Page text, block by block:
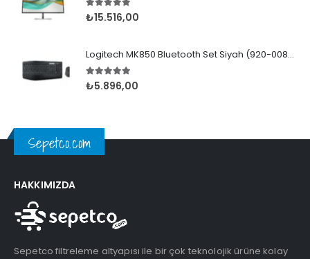
5.005 üzerinden
₺15.516,00
Logitech MK850 Bluetooth Set Siyah (920-008230)
5.005 üzerinden
₺5.896,00
Sepetco.com
HAKKIMIZDA
Sepetco filtreleme altyapısı ile bir çok teknolojik ürüne kolay